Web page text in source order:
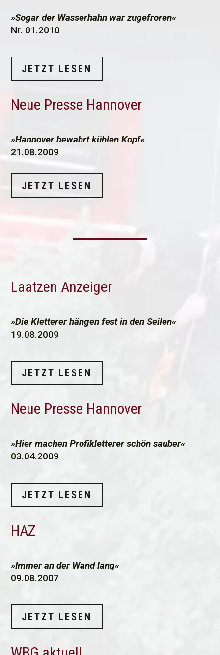
»Sogar der Wasserhahn war zugefroren«
Nr. 01.2010
JETZT LESEN
Neue Presse Hannover
»Hannover bewahrt kühlen Kopf«
21.08.2009
JETZT LESEN
Laatzen Anzeiger
»Die Kletterer hängen fest in den Seilen«
19.08.2009
JETZT LESEN
Neue Presse Hannover
»Hier machen Profikletterer schön sauber«
03.04.2009
JETZT LESEN
HAZ
»Immer an der Wand lang«
09.08.2007
JETZT LESEN